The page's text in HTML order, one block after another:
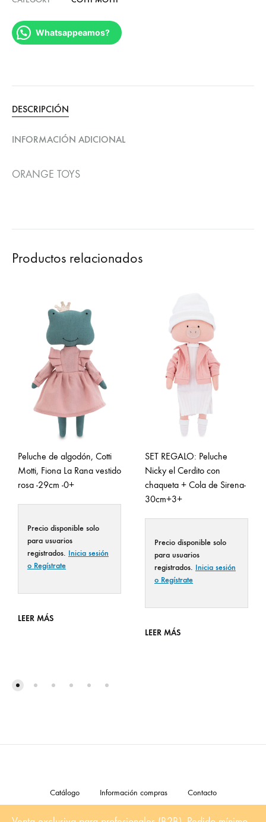
Whatsappeamos?
DESCRIPCIÓN
INFORMACIÓN ADICIONAL
ORANGE TOYS
Productos relacionados
Peluche de algodón, Cotti
Motti, Fiona La Rana vestido
rosa -29cm -0+
Precio disponible solo
para usuarios
registrados. Inicia sesión
o Regístrate
LEER MÁS
SET REGALO: Peluche
Nicky el Cerdito con
chaqueta + Cola de Sirena-
30cm+3+
Precio disponible solo
para usuarios
registrados. Inicia sesión
o Regístrate
LEER MÁS
Catálogo Información compras Contacto